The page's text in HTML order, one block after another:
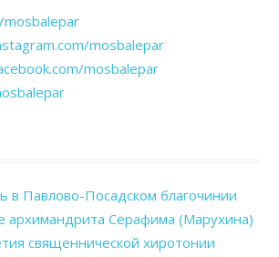
mosbalepar
mosbalepar
в Павлово-Посадском благочинии
архимандрита Серафима (Марухина)
священнической хиротонии